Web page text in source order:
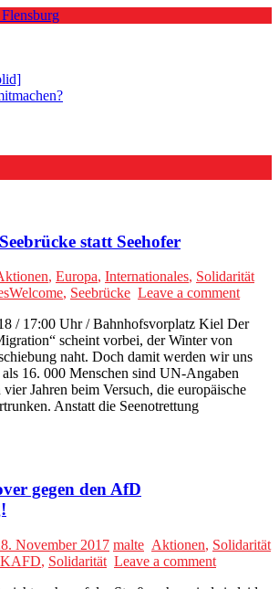
statt Seehofer
, Europa, Internationales, Solidarität
, Seebrücke Leave a comment
/ 17:00 Uhr / Bahnhofsvorplatz Kiel Der
scheint vorbei, der Winter von
naht. Doch damit werden wir uns
16. 000 Menschen sind UN-Angaben
Jahren beim Versuch, die europäische
Anstatt die Seenotrettung
gegen den AfD
November 2017 malte Aktionen, Solidarität
, Solidarität Leave a comment